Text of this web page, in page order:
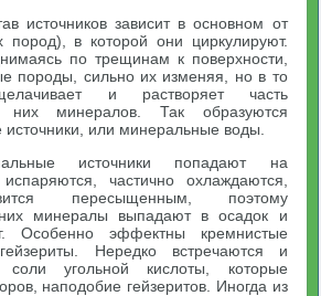
источников зависит в основном от
пород), в которой они циркулируют.
по трещинам к поверхности,
породы, сильно их изменяя, но в то
и растворяет часть
минералов. Так образуются
или минеральные воды.
источники попадают на
частично охлаждаются,
пересыщенным, поэтому
минералы выпадают в осадок и
Особенно эффектны кремнистые
Нередко встречаются и
угольной кислоты, которые
наподобие гейзеритов. Иногда из